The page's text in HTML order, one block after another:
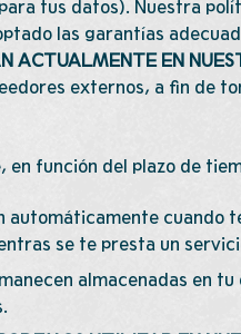
tus datos). Nuestra
las garantías
ACTUALMENTE EN
externos, a fin de
en función del plazo de
automáticamente cuando
se te presta un
almacenadas en